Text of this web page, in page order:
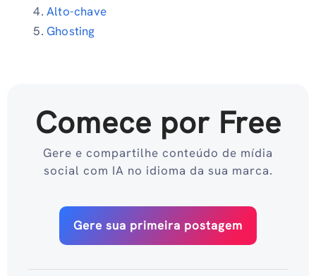
Alto-chave
Ghosting
Comece por Free
Gere e compartilhe conteúdo de mídia
social com IA no idioma da sua marca.
Gere sua primeira postagem